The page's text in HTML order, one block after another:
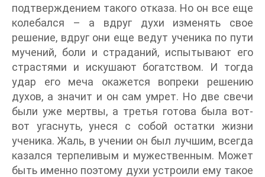
подтверждением такого отказа. Но он все еще
колебался – а вдруг духи изменять свое
решение, вдруг они еще ведут ученика по пути
мучений, боли и страданий, испытывают его
страстями и искушают богатством. И тогда
удар его меча окажется вопреки решению
духов, а значит и он сам умрет. Но две свечи
были уже мертвы, а третья готова была вот-
вот угаснуть, унеся с собой остатки жизни
ученика. Жаль, в учении он был лучшим, всегда
казался терпеливым и мужественным. Может
быть именно поэтому духи устроили ему такое